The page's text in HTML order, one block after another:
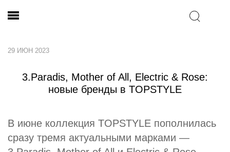
29 ИЮН 2023
3.Paradis, Mother of All, Electric & Rose:
новые бренды в TOPSTYLE
В июне коллекция TOPSTYLE пополнилась
сразу тремя актуальными марками —